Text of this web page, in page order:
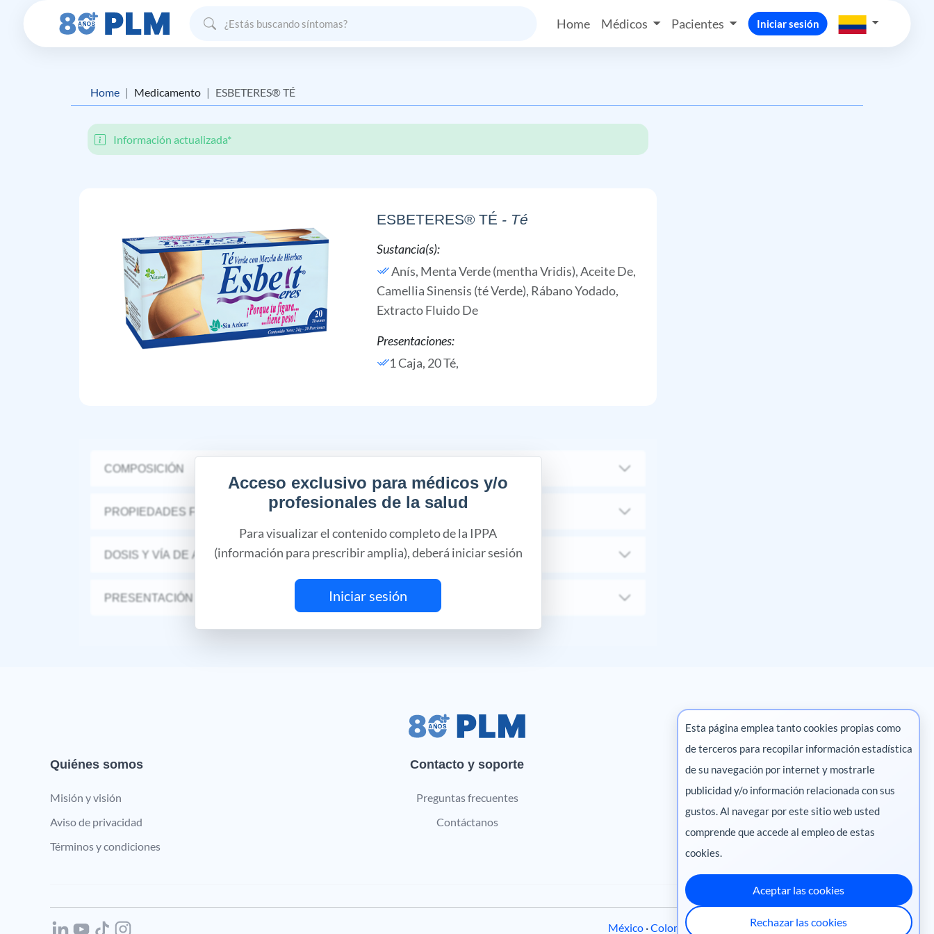
Home Médicos Pacientes Iniciar sesión
Home Medicamento ESBETERES® TÉ
Información actualizada*
ESBETERES® TÉ - Té
Sustancia(s):
Anís, Menta Verde (mentha Vridis), Aceite De,
Camellia Sinensis (té Verde), Rábano Yodado,
Extracto Fluido De
Presentaciones:
1 Caja, 20 Té,
Acceso exclusivo para médicos y/o
profesionales de la salud
Para visualizar el contenido completo de la IPPA
(información para prescribir amplia), deberá iniciar sesión
Iniciar sesión
COMPOSICIÓN
PROPIEDADES FARMACÉUTICAS
DOSIS Y VÍA DE ADMINISTRACIÓN
PRESENTACIÓN
Quiénes somos
Misión y visión
Aviso de privacidad
Términos y condiciones
Contacto y soporte
Preguntas frecuentes
Contáctanos
Marketing digital
Pharma
México ·Colombia Perú·Centroamérica
Esta página emplea tanto cookies propias como
de terceros para recopilar información estadística
de su navegación por internet y mostrarle
publicidad y/o información relacionada con sus
gustos. Al navegar por este sitio web usted
comprende que accede al empleo de estas
cookies.
Aceptar las cookies
Rechazar las cookies